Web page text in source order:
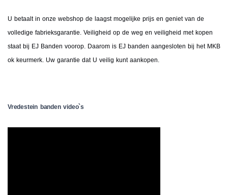
U betaalt in onze webshop de laagst mogelijke prijs en geniet van de
volledige fabrieksgarantie. Veiligheid op de weg en veiligheid met kopen
staat bij EJ Banden voorop. Daarom is EJ banden aangesloten bij het MKB
ok keurmerk. Uw garantie dat U veilig kunt aankopen.
Vredestein banden video`s